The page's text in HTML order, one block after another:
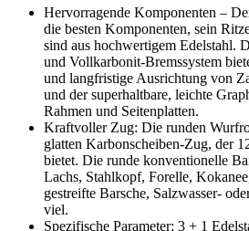
Hervorragende Komponenten –
die besten Komponenten, sein
sind aus hochwertigem Edelstahl.
und Vollkarbonit-Bremssystem
und langfristige Ausrichtung von
und der superhaltbare, leichte
Rahmen und Seitenplatten.
Kraftvoller Zug: Die runden
glatten Karbonscheiben-Zug, der
bietet. Die runde konventionelle
Lachs, Stahlkopf, Forelle,
gestreifte Barsche, Salzwasser-
viel.
Spezifische Parameter: 3 + 1